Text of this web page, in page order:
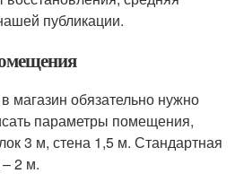
публикации.
магазин обязательно нужно
параметры помещения,
3 м, стена 1,5 м. Стандартная
2 м.